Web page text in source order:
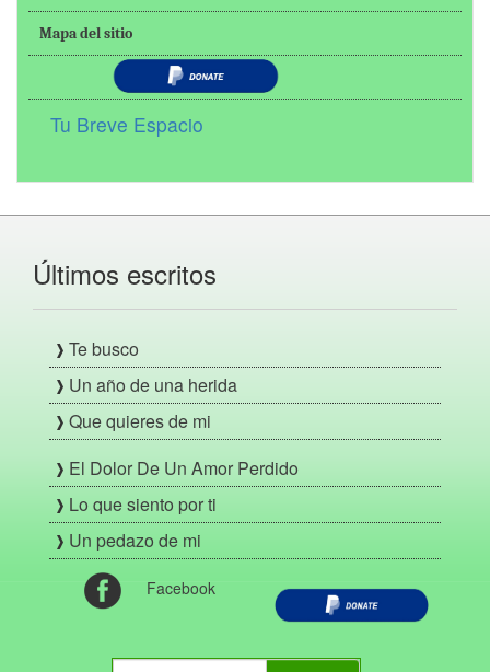
Mapa del sitio
Tu Breve Espacio
Últimos escritos
Te busco
Un año de una herida
Que quieres de mi
El Dolor De Un Amor Perdido
Lo que siento por ti
Un pedazo de mi
Facebook